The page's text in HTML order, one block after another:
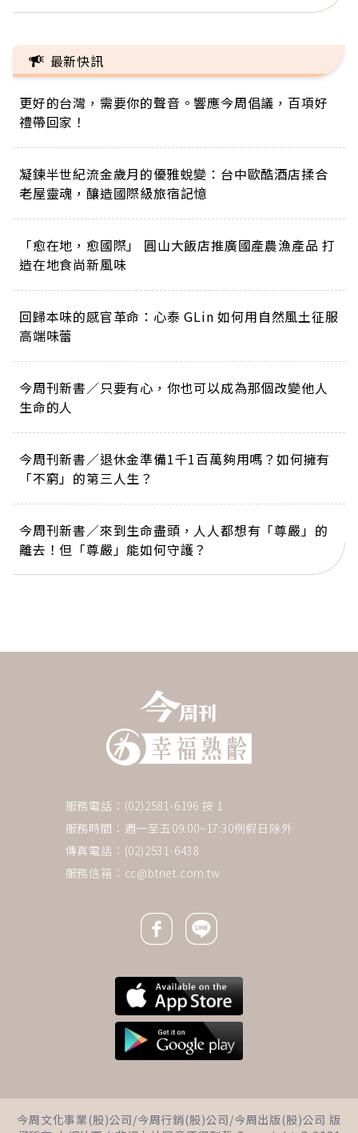
從「慢性疲勞」到癌細胞侵腦僅
最新快訊
更好的台灣，需要你的聲音。響應今周倡議，百項好
禮帶回家！
凝鍊半世紀流金歲月的優雅蛻變：台中歐酷酒店揉合
老屋靈魂，釀造國際級旅宿記憶
「愈在地，愈國際」 圓山大飯店推廣國產農漁產品 打
造在地食尚新風味
回歸本味的感官革命：心泰 GLin 如何用自然風土征服
高端味蕾
今周刊新書／只要有心，你也可以成為那個改變他人
生命的人
今周刊新書／退休金準備1千1百萬夠用嗎？如何擁有
「不窮」的第三人生？
今周刊新書／來到生命盡頭，人人都想有「尊嚴」的
離去！但「尊嚴」能如何守護？
服務電話：(02)2581-6196 按 1
服務時間：週一至五09:00~17:30例假日除外
傳真電話：(02)2531-6438
服務信箱： cc@btnet.com.tw
Facebook icon
Line icon
今周文化事業(股)公司/今周行銷(股)公司/今周出版(股)公司 版